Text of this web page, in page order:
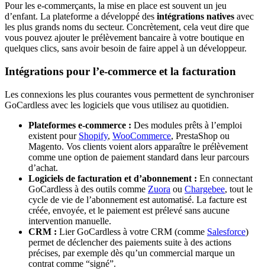
Pour les e-commerçants, la mise en place est souvent un jeu
d’enfant. La plateforme a développé des intégrations natives avec
les plus grands noms du secteur. Concrètement, cela veut dire que
vous pouvez ajouter le prélèvement bancaire à votre boutique en
quelques clics, sans avoir besoin de faire appel à un développeur.
Intégrations pour l’e-commerce et la facturation
Les connexions les plus courantes vous permettent de synchroniser
GoCardless avec les logiciels que vous utilisez au quotidien.
Plateformes e-commerce : Des modules prêts à l’emploi
existent pour Shopify, WooCommerce, PrestaShop ou
Magento. Vos clients voient alors apparaître le prélèvement
comme une option de paiement standard dans leur parcours
d’achat.
Logiciels de facturation et d’abonnement : En connectant
GoCardless à des outils comme Zuora ou Chargebee, tout le
cycle de vie de l’abonnement est automatisé. La facture est
créée, envoyée, et le paiement est prélevé sans aucune
intervention manuelle.
CRM : Lier GoCardless à votre CRM (comme Salesforce)
permet de déclencher des paiements suite à des actions
précises, par exemple dès qu’un commercial marque un
contrat comme “signé”.